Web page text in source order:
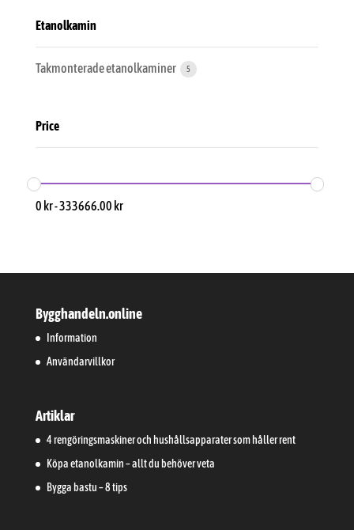
Etanolkamin
Takmonterade etanolkaminer 5
Price
0 kr-333666.00 kr
Bygghandeln.online
Information
Användarvillkor
Artiklar
4 rengöringsmaskiner och hushållsapparater som håller rent
Köpa etanolkamin – allt du behöver veta
Bygga bastu – 8 tips